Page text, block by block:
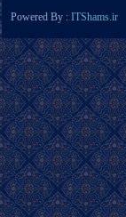
Powered By : ITShams.ir